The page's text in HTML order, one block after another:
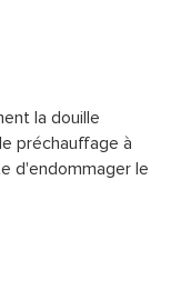
la douille
préchauffage à
d'endommager le